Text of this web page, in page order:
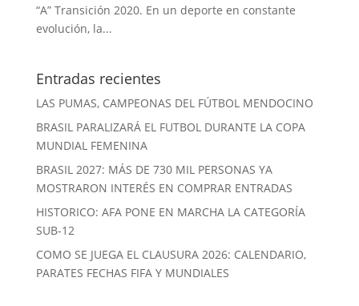
“A” Transición 2020. En un deporte en constante
evolución, la...
Entradas recientes
LAS PUMAS, CAMPEONAS DEL FÚTBOL MENDOCINO
BRASIL PARALIZARÁ EL FUTBOL DURANTE LA COPA
MUNDIAL FEMENINA
BRASIL 2027: MÁS DE 730 MIL PERSONAS YA
MOSTRARON INTERÉS EN COMPRAR ENTRADAS
HISTORICO: AFA PONE EN MARCHA LA CATEGORÍA
SUB-12
COMO SE JUEGA EL CLAUSURA 2026: CALENDARIO,
PARATES FECHAS FIFA Y MUNDIALES